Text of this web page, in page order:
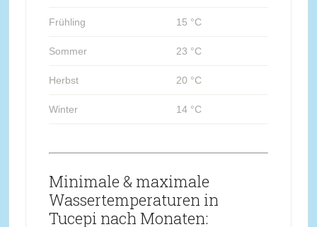
Frühling 15 °C
Sommer 23 °C
Herbst 20 °C
Winter 14 °C
Minimale & maximale
Wassertemperaturen in
Tucepi nach Monaten: